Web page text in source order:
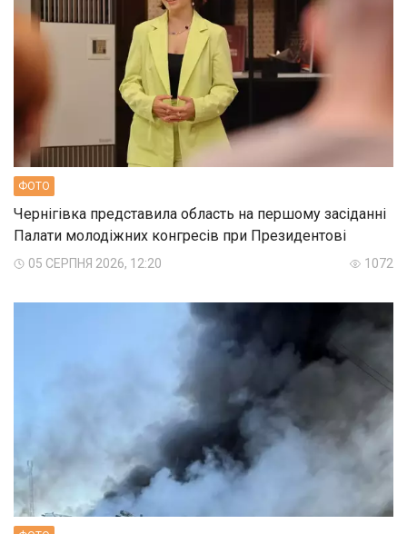
ФОТО
Чернігівка представила область на першому засіданні
Палати молодіжних конгресів при Президентові
05 СЕРПНЯ 2026, 12:20 1072